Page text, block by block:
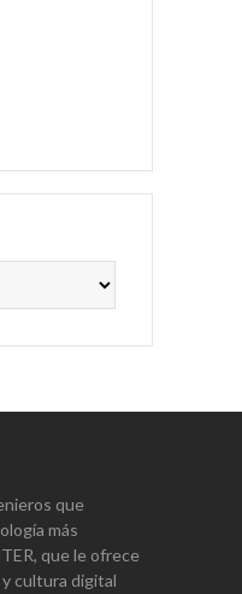
que
más
que le ofrece
cultura digital